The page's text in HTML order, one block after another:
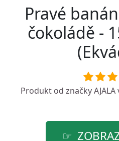
Pravé
čokoládě -
Produkt od značkyAJALA